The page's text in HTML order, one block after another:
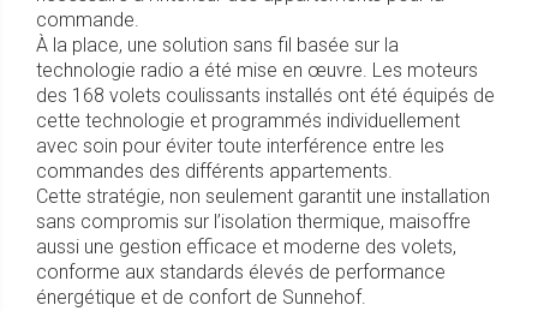
commande.
À la place, une solution sans fil basée sur la
technologie radio a été mise en œuvre. Les moteurs
des 168 volets coulissants installés ont été équipés de
cette technologie et programmés individuellement
avec soin pour éviter toute interférence entre les
commandes des différents appartements.
Cette stratégie, non seulement garantit une installation
sans compromis sur l’isolation thermique, maisoffre
aussi une gestion efficace et moderne des volets,
conforme aux standards élevés de performance
énergétique et de confort de Sunnehof.